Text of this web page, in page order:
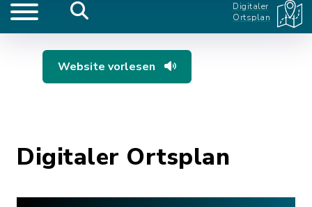
Digitaler
Ortsplan
Website vorlesen
Digitaler Ortsplan